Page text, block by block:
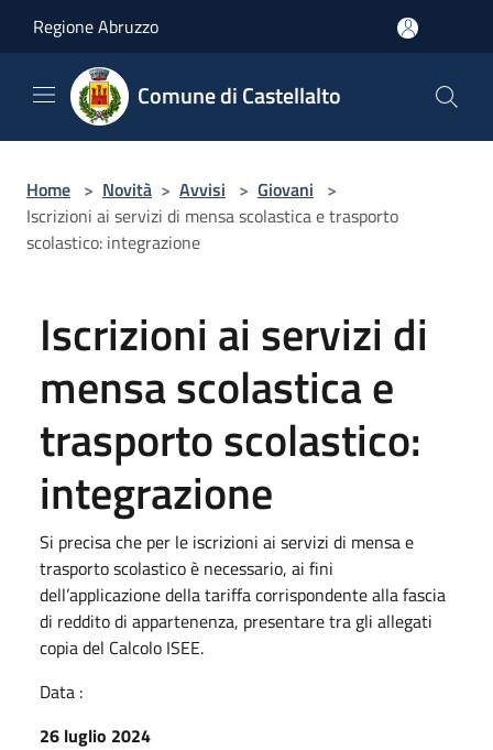
Regione Abruzzo
Comune di Castellalto
Home > Novità > Avvisi > Giovani >
Iscrizioni ai servizi di mensa scolastica e trasporto
scolastico: integrazione
Iscrizioni ai servizi di
mensa scolastica e
trasporto scolastico:
integrazione
Si precisa che per le iscrizioni ai servizi di mensa e
trasporto scolastico è necessario, ai fini
dell’applicazione della tariffa corrispondente alla fascia
di reddito di appartenenza, presentare tra gli allegati
copia del Calcolo ISEE.
Data :
26 luglio 2024